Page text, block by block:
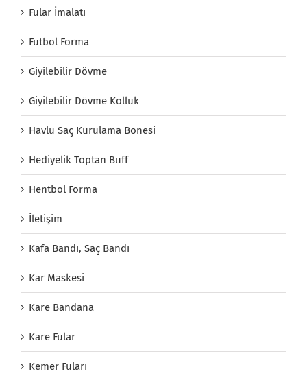
Fular İmalatı
Futbol Forma
Giyilebilir Dövme
Giyilebilir Dövme Kolluk
Havlu Saç Kurulama Bonesi
Hediyelik Toptan Buff
Hentbol Forma
İletişim
Kafa Bandı, Saç Bandı
Kar Maskesi
Kare Bandana
Kare Fular
Kemer Fuları